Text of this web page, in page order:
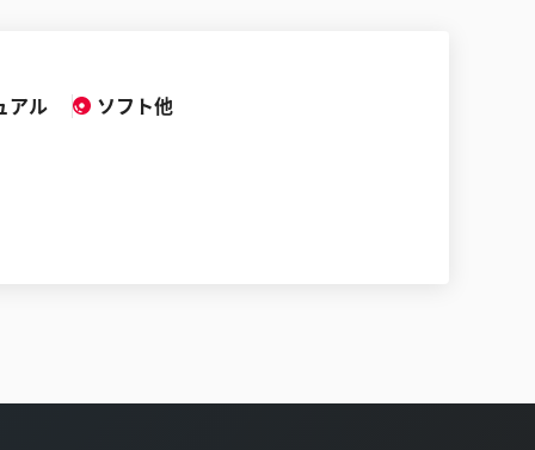
アル
ソフト他